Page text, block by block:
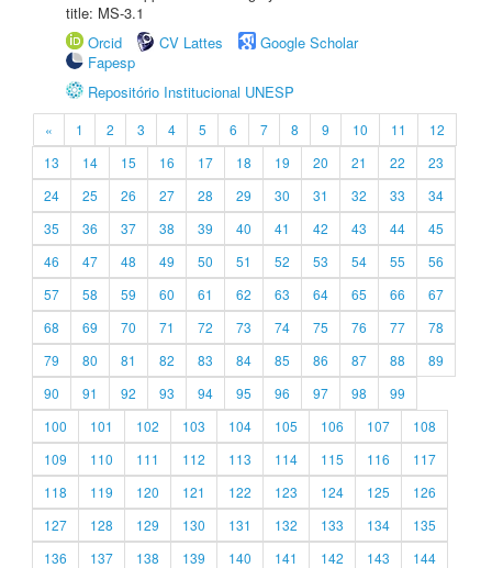
title: MS-3.1
Orcid
CV Lattes
Google Scholar
Fapesp
Repositório Institucional UNESP
« 1 2 3 4 5 6 7 8 9 10 11
12
13
14 15 16 17 18 19 20 21 22
23
24
25 26 27 28 29 30 31 32 33
34
35
36 37 38 39 40 41 42 43 44
45
46
47 48 49 50 51 52 53 54 55
56
57
58 59 60 61 62 63 64 65 66
67
68
69 70 71 72 73 74 75 76 77
78
79
80 81 82 83 84 85 86 87 88
89
90
91 92 93 94 95 96 97 98
99
100
101 102 103 104 105 106 107
108
109
110 111 112 113 114 115 116
117
118
119 120 121 122 123 124 125
126
127
128 129 130 131 132 133 134
135
136
137 138 139 140 141 142 143
144